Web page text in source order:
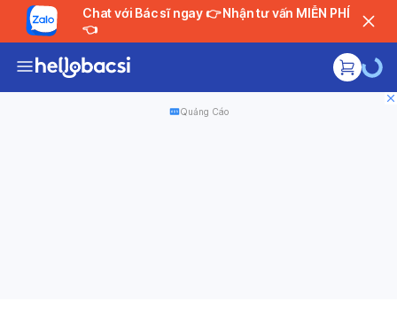
Chat với Bác sĩ ngay 👉 Nhận tư vấn MIỄN PHÍ
👈
Quảng Cáo